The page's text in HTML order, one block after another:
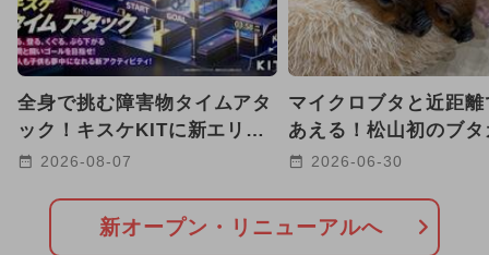
2025年8月のイベント
2025年2月のイベント
2024年12月のイベント
2024年11月のイベント
GW(ゴールデンウィーク) 冬休み
全身で挑む障害物タイムアタ
ック！キスケKITに新エリア
が誕生【愛媛・松山】
2026-08-07
マイクロブタと近距離
あえる！松山初のブタ
が銀天街に7月3日新
2026-06-30
新オープン・リニューアルへ